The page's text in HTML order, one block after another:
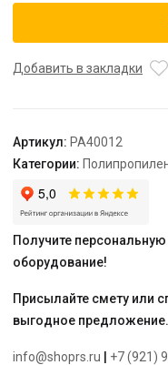
Кран
"PRO
Добавить в закладки
Артикул: PA40012
Категории:
Получите
оборудование!
Присылайте смету или
выгодное предложение.
info@shoprs.ru +7 (921)